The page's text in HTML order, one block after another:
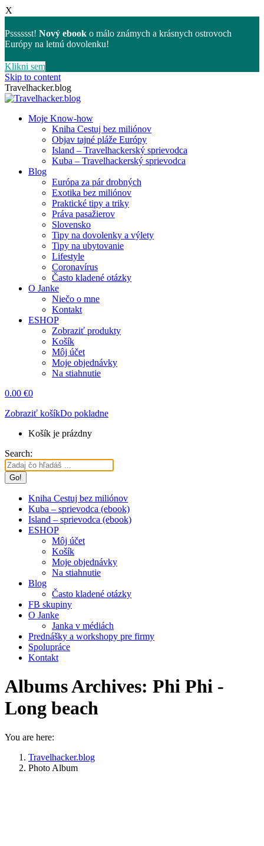
X
Psssssst! Nový ebook o málo známych a krásnych ostrovoch
Európy na letnú dovolenku!
Klikni sem
Skip to content
Travelhacker.blog
Moje Know-how
Kniha Cestuj bez miliónov
Objav tajné pláže Európy
Island – Travelhackerský sprievodca
Kuba – Travelhackerský sprievodca
Blog
Európa za pár drobných
Exotika bez miliónov
Praktické tipy a triky
Práva pasažierov
Slovensko
Tipy na dovolenky a výlety
Tipy na ubytovanie
Lifestyle
Coronavírus
Často kladené otázky
O Janke
Niečo o mne
Kontakt
ESHOP
Zobraziť produkty
Košík
Môj účet
Moje objednávky
Na stiahnutie
0.00 €0
Zobraziť košíkDo pokladne
Košík je prázdny
Search:
Kniha Cestuj bez miliónov
Kuba – sprievodca (ebook)
Island – sprievodca (ebook)
ESHOP
Môj účet
Košík
Moje objednávky
Na stiahnutie
Blog
Často kladené otázky
FB skupiny
O Janke
Janka v médiách
Prednášky a workshopy pre firmy
Spolupráce
Kontakt
Albums Archives: Phi Phi -
Long beach
You are here:
Travelhacker.blog
Photo Album